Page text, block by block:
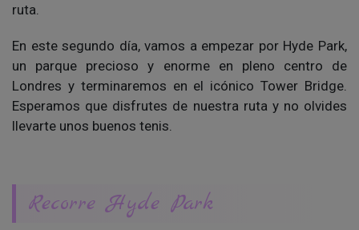
ruta.
En este segundo día, vamos a empezar por Hyde Park,
un parque precioso y enorme en pleno centro de
Londres y terminaremos en el icónico Tower Bridge.
Esperamos que disfrutes de nuestra ruta y no olvides
llevarte unos buenos tenis.
Recorre Hyde Park